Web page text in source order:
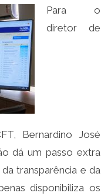
Para o
diretor de
Bernardino José
dá um passo extra
transparência e da
disponibiliza os